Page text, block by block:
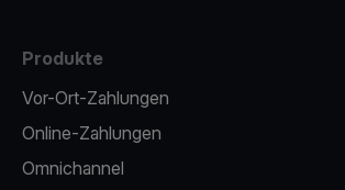
Produkte
Vor-Ort-Zahlungen
Online-Zahlungen
Omnichannel